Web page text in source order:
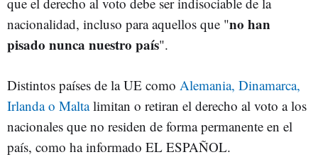
nacionalidad, incluso para aquellos que "no han
pisado nunca nuestro país".
Distintos países de la UE como Alemania, Dinamarca,
Irlanda o Maltalimitan o retiran el derecho al voto a los
nacionales que no residen de forma permanente en el
país, como ha informado EL ESPAÑOL.